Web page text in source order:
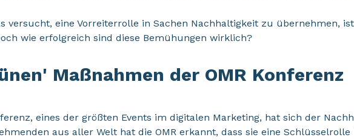
versucht, eine Vorreiterrolle in Sachen Nachhaltigkeit zu übernehmen,
wie erfolgreich sind diese Bemühungen wirklich?
Maßnahmen der OMR Konferenz
eines der größten Events im digitalen Marketing, hat sich der
aus aller Welt hat die OMR erkannt, dass sie eine